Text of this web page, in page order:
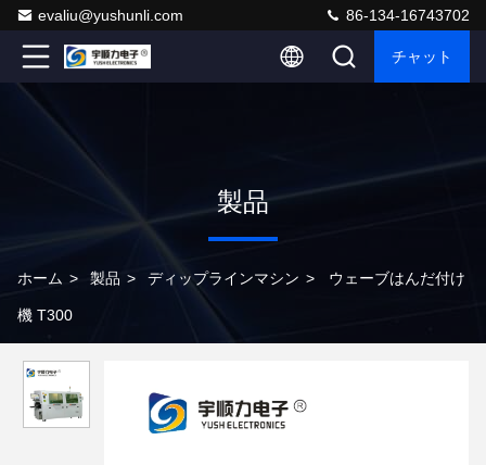
evaliu@yushunli.com 86-134-16743702
チャット
製品
ホーム > 製品 > ディップラインマシン > ウェーブはんだ付け
機 T300